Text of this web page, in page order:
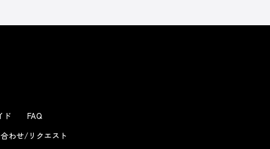
ド
FAQ
わせ/リクエスト